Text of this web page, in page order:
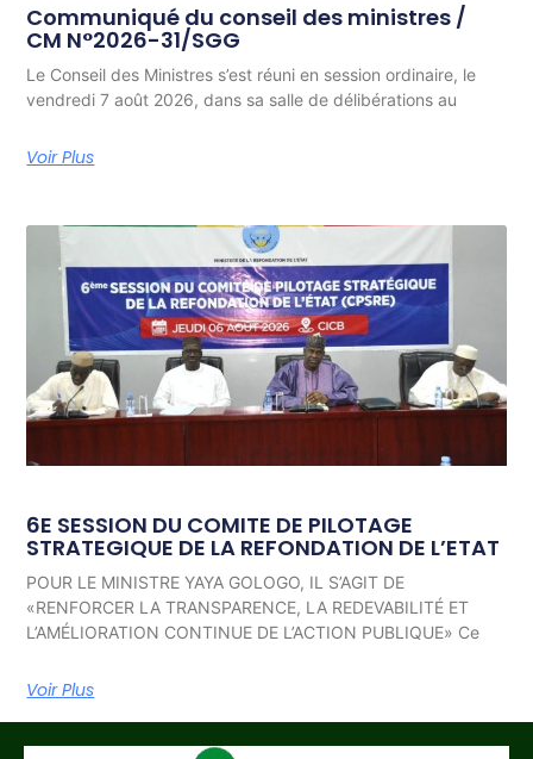
Communiqué du conseil des ministres /
CM N°2026-31/SGG
Le Conseil des Ministres s’est réuni en session ordinaire, le
vendredi 7 août 2026, dans sa salle de délibérations au
Voir Plus
6E SESSION DU COMITE DE PILOTAGE
STRATEGIQUE DE LA REFONDATION DE L’ETAT
POUR LE MINISTRE YAYA GOLOGO, IL S’AGIT DE
«RENFORCER LA TRANSPARENCE, LA REDEVABILITÉ ET
L’AMÉLIORATION CONTINUE DE L’ACTION PUBLIQUE» Ce
Voir Plus